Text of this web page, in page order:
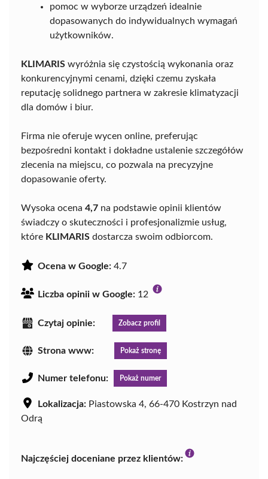
pomoc w wyborze urządzeń idealnie
dopasowanych do indywidualnych wymagań
użytkowników.
KLIMARIS wyróżnia się czystością wykonania oraz
konkurencyjnymi cenami, dzięki czemu zyskała
reputację solidnego partnera w zakresie klimatyzacji
dla domów i biur.
Firma nie oferuje wycen online, preferując
bezpośredni kontakt i dokładne ustalenie szczegółów
zlecenia na miejscu, co pozwala na precyzyjne
dopasowanie oferty.
Wysoka ocena 4,7 na podstawie opinii klientów
świadczy o skuteczności i profesjonalizmie usług,
które KLIMARIS dostarcza swoim odbiorcom.
Ocena w Google: 4.7
Liczba opinii w Google: 12
Czytaj opinie: Zobacz profil
Strona www: Pokaż stronę
Numer telefonu: Pokaż numer
Lokalizacja: Piastowska 4, 66-470 Kostrzyn nad
Odrą
Najczęściej doceniane przez klientów: